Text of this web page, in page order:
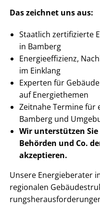
Das zeichnet uns aus:
Staatlich zertifizierte
in Bamberg
En­er­gie­ef­fi­zi­enz,
im Einklang
Experten für
auf Energiethemen
Zeitnahe Termine für
Bamberg und
Wir unterstützen
Behörden und Co.
akzeptieren.
Unsere Energieberater
regionalen